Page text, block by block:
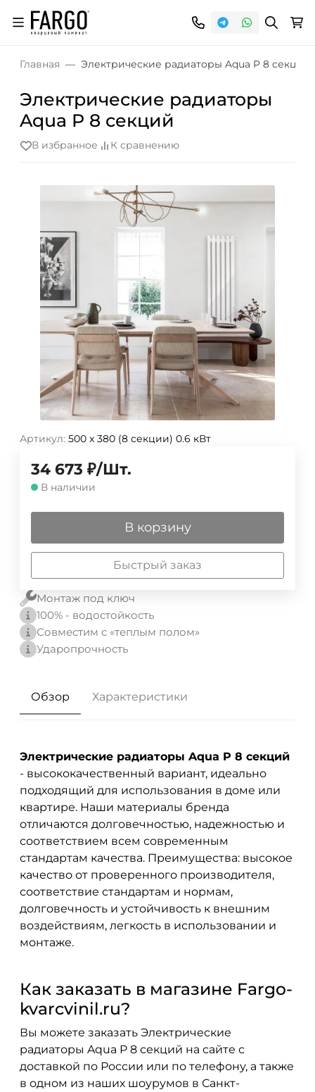
Главная Электрические радиаторы Aqua P 8 секций
Электрические радиаторы
Aqua P 8 секций
В избранное К сравнению
Артикул: 500 х 380 (8 секции) 0.6 кВт
34 673 ₽/Шт.
В наличии
В корзину
Быстрый заказ
Монтаж под ключ
100% - водостойкость
Совместим с «теплым полом»
Ударопрочность
Обзор Характеристики
Электрические радиаторы Aqua P 8 секций
- высококачественный вариант, идеально
подходящий для использования в доме или
квартире. Наши материалы бренда
отличаются долговечностью, надежностью и
соответствием всем современным
стандартам качества. Преимущества: высокое
качество от проверенного производителя,
соответствие стандартам и нормам,
долговечность и устойчивость к внешним
воздействиям, легкость в использовании и
монтаже.
Как заказать в магазине Fargo-
kvarcvinil.ru?
Вы можете заказать Электрические
радиаторы Aqua P 8 секций на сайте с
доставкой по России или по телефону, а также
в одном из наших шоурумов в Санкт-